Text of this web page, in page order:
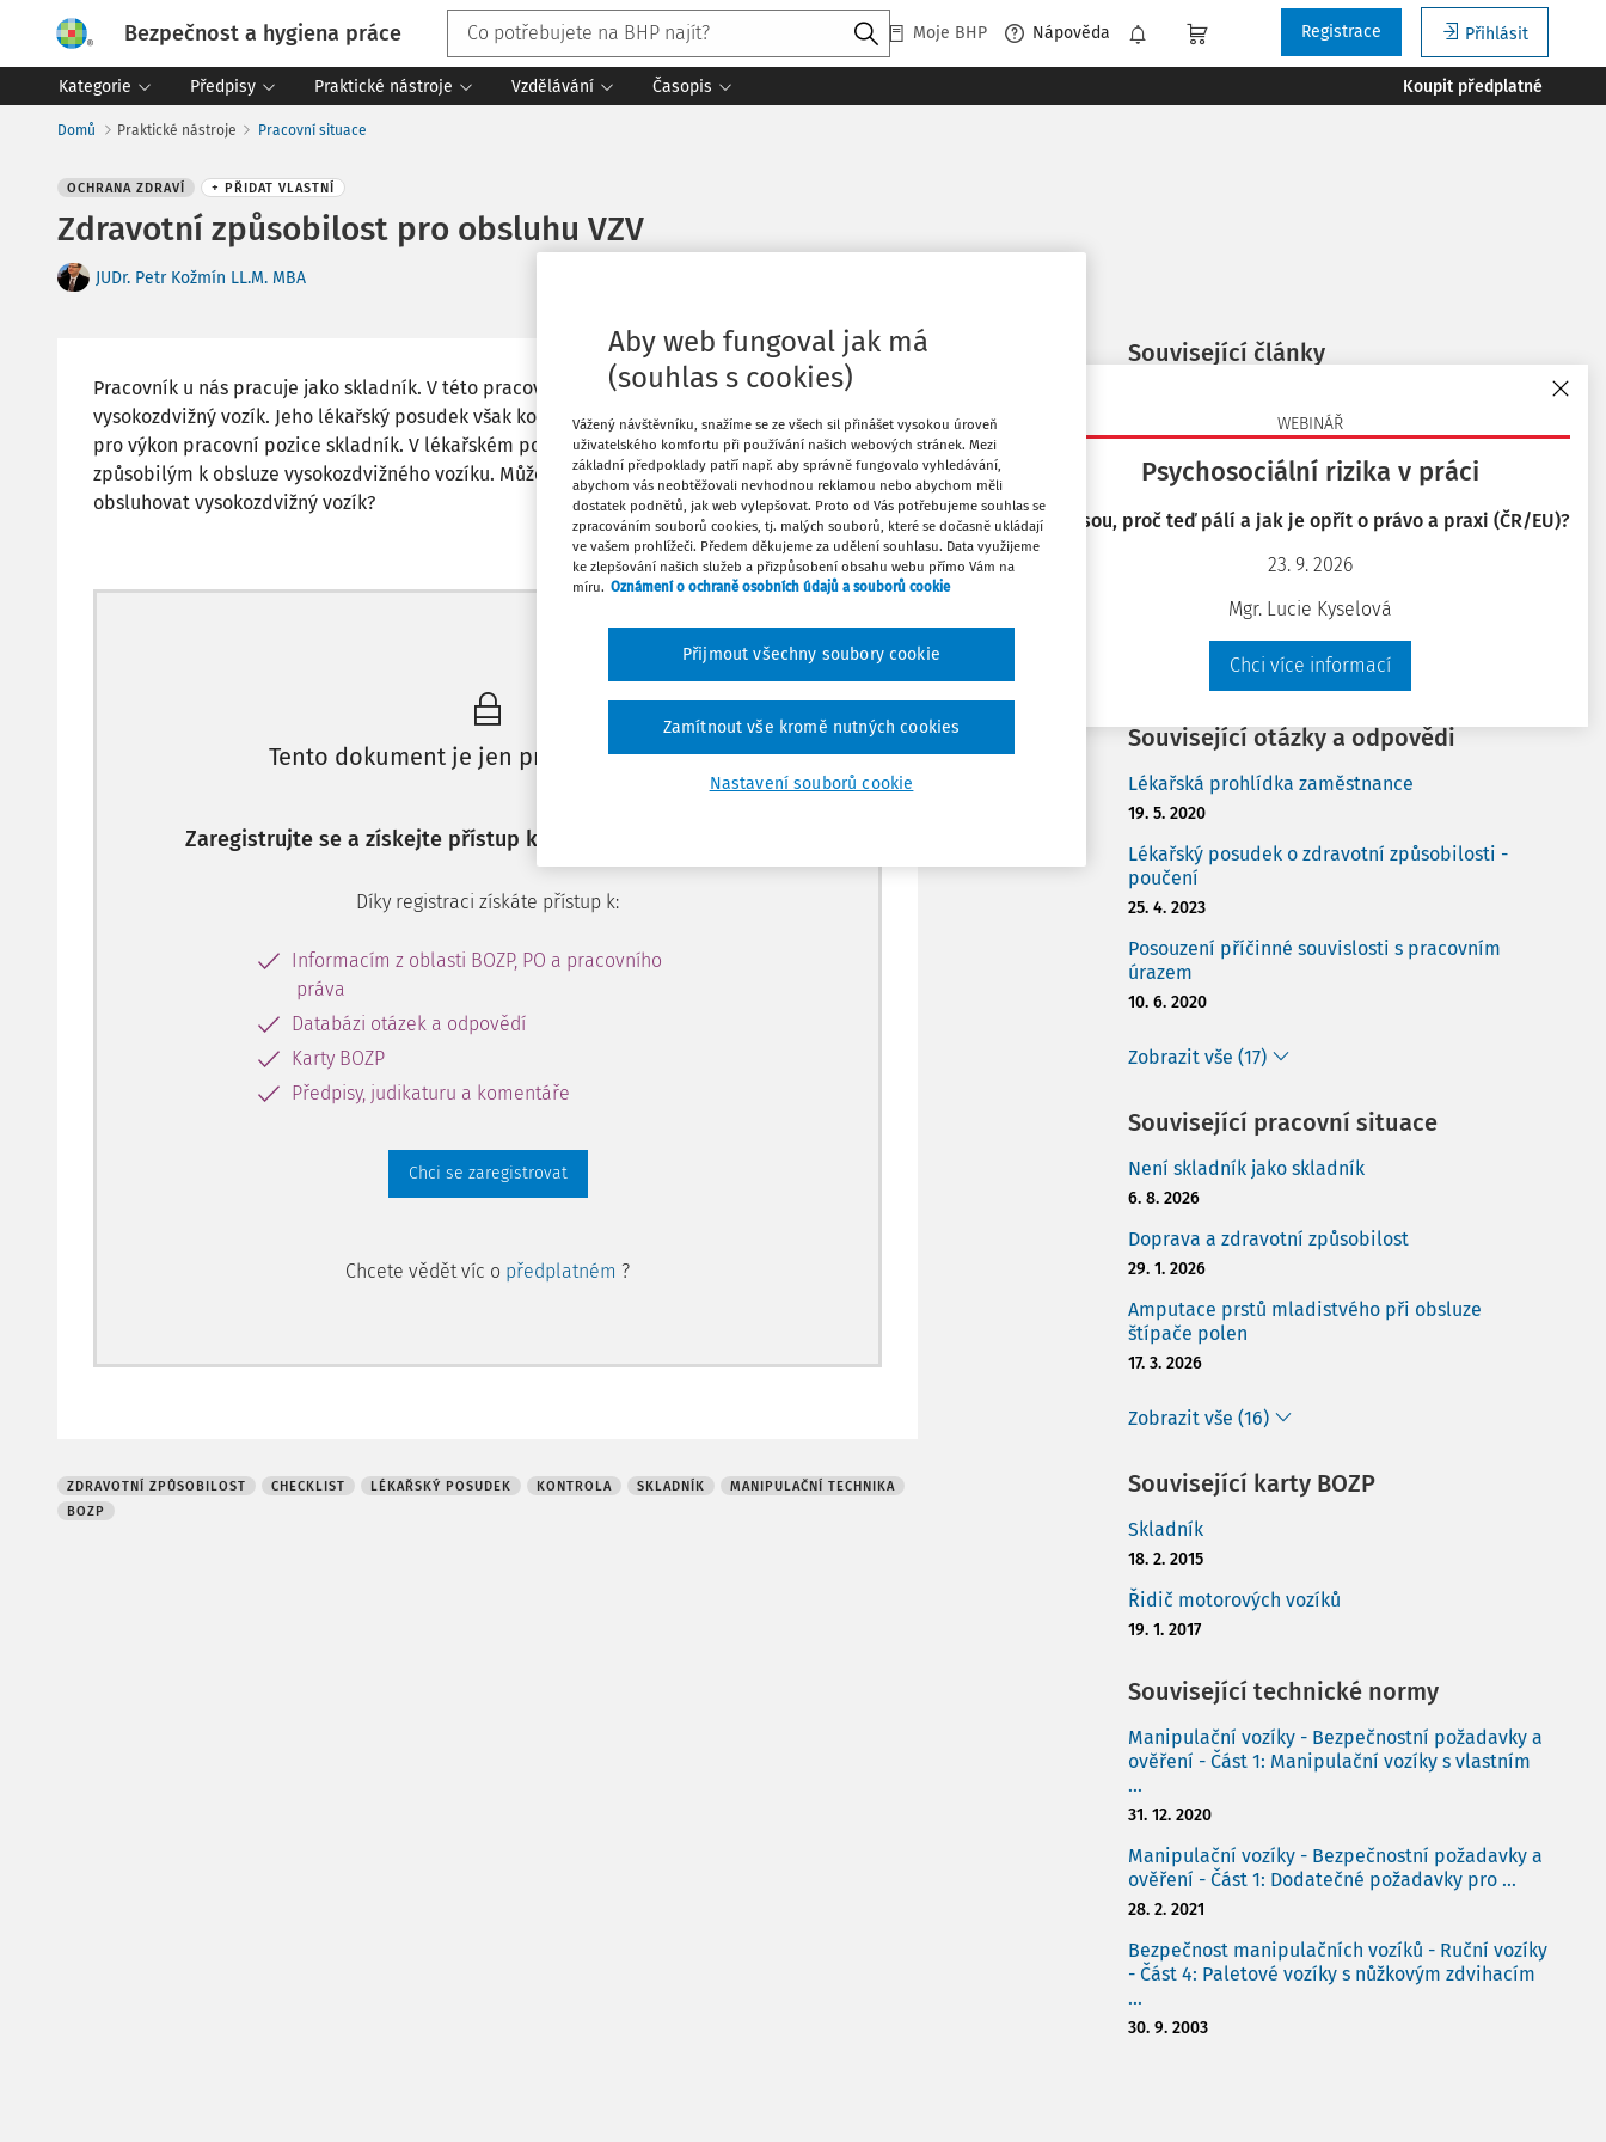
Bezpečnost a hygiena práce Moje BHP Nápověda Přihlásit
Registrace
Kategorie Předpisy Praktické nástroje Vzdělávání Časopis Koupit předplatné
WEBINÁŘ
Psychosociální rizika v práci
Co jsou, proč teď pálí a jak je opřít o právo a praxi (ČR/EU)?
23. 9. 2026
Mgr. Lucie Kyselová
Chci více informací
Domů Praktické nástroje Pracovní situace
OCHRANA ZDRAVÍ + PŘIDAT VLASTNÍ
Zdravotní způsobilost pro obsluhu VZV
JUDr. Petr Kožmín LL.M. MBA
Pracovník u nás pracuje jako skladník. V této pracovní pozici však obsluhuje i
vysokozdvižný vozík. Jeho lékařský posudek však konstatuje, že je zdravotně způsobilým
pro výkon pracovní pozice skladník. V lékařském posudku není vůbec uvedeno, jestli je
způsobilým k obsluze vysokozdvižného vozíku. Může při své práci ve skladu občasně
obsluhovat vysokozdvižný vozík?
Tento dokument je jen pro předplatitele
Zaregistrujte se a získejte přístup k obsahu na 14 dní zdarma
Díky registraci získáte přístup k:
Informacím z oblasti BOZP, PO a pracovního
práva
Databázi otázek a odpovědí
Karty BOZP
Předpisy, judikaturu a komentáře
Chci se zaregistrovat
Chcete vědět víc o předplatném ?
ZDRAVOTNÍ ZPŮSOBILOST CHECKLIST LÉKAŘSKÝ POSUDEK KONTROLA SKLADNÍK
MANIPULAČNÍ TECHNIKA
BOZP
Oblíbené
Sdílet
Související články
vozíků s vlastním pohonem - motorových vozíků
Bezpečnost práce u motorových vozíků
7. 8. 2025
Pracovnělékařské služby - časté dotazy k
Zobrazit vše (19)
Související otázky a odpovědi
Lékařská prohlídka zaměstnance
19. 5. 2020
Lékařský posudek o zdravotní způsobilosti -
poučení
25. 4. 2023
Posouzení příčinné souvislosti s pracovním
úrazem
10. 6. 2020
Zobrazit vše (17)
Související pracovní situace
Není skladník jako skladník
6. 8. 2026
Doprava a zdravotní způsobilost
29. 1. 2026
Amputace prstů mladistvého při obsluze
štípače polen
17. 3. 2026
Zobrazit vše (16)
Související karty BOZP
Skladník
18. 2. 2015
Řidič motorových vozíků
19. 1. 2017
Související technické normy
Manipulační vozíky - Bezpečnostní požadavky a
ověření - Část 1: Manipulační vozíky s vlastním
...
31. 12. 2020
Manipulační vozíky - Bezpečnostní požadavky a
ověření - Část 1: Dodatečné požadavky pro ...
28. 2. 2021
Bezpečnost manipulačních vozíků - Ruční vozíky
- Část 4: Paletové vozíky s nůžkovým zdvihacím
...
30. 9. 2003
Aby web fungoval jak má
(souhlas s cookies)
Vážený návštěvníku, snažíme se ze všech sil přinášet vysokou úroveň
uživatelského komfortu při používání našich webových stránek. Mezi
základní předpoklady patří např. aby správně fungovalo vyhledávání,
abychom vás neobtěžovali nevhodnou reklamou nebo abychom měli
dostatek podnětů, jak web vylepšovat. Proto od Vás potřebujeme souhlas se
zpracováním souborů cookies, tj. malých souborů, které se dočasně ukládají
ve vašem prohlížeči. Předem děkujeme za udělení souhlasu. Data využijeme
ke zlepšování našich služeb a přizpůsobení obsahu webu přímo Vám na
míru. Oznámení o ochraně osobních údajů a souborů cookie
Nastavení souborů cookie
Zamítnout vše kromě nutných cookies
Přijmout všechny soubory cookie